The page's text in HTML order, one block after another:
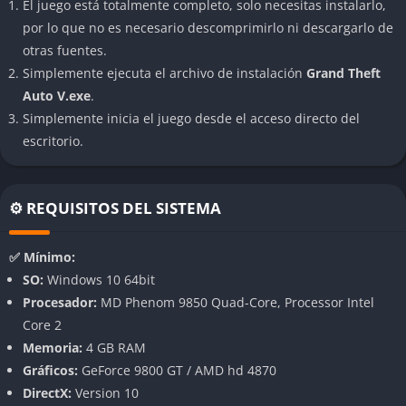
👉 Características de Grand Theft Auto V
Mundo abierto gigantesco y dinámico
El mapa de Los Santos y el condado de Blaine es un verdadero
ecosistema digital, lleno de contrastes entre lujo y miseria,
desierto y ciudad. Cada rincón vibra con vida, desde los
atascos en las avenidas hasta los animales salvajes en las
sensación de libertad supera a la de la mayoría de los títulos
de su generación.
Tres protagonistas jugables
GTA V rompe esquemas al permitir controlar tres personajes
diferentes con sus propias historias, habilidades y
personalidades. Este sistema de cambio instantáneo entre
Michael, Franklin y Trevor genera una dinámica narrativa
El juego está totalmente completo, solo necesitas instalarlo,
por lo que no es necesario descomprimirlo ni descargarlo de
otras fuentes.
Simplemente ejecuta el archivo de instalación Grand Theft
Auto V.exe.
Simplemente inicia el juego desde el acceso directo del
escritorio.
⚙️ REQUISITOS DEL SISTEMA
✅ Mínimo:
SO: Windows 10 64bit
Procesador: MD Phenom 9850 Quad-Core, Processor Intel
Core 2
Memoria: 4 GB RAM
Gráficos: GeForce 9800 GT / AMD hd 4870
DirectX: Version 10